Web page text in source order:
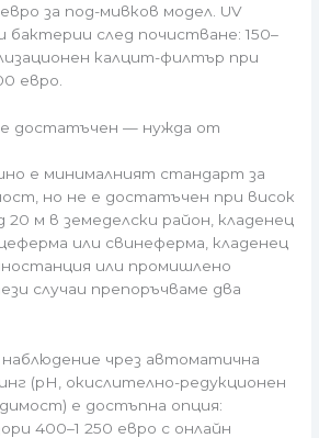
за под-мивков модел. UV
бактерии след почистване: 150–
калцит-филтър при
евро.
е достатъчен — нужда от
е минималният стандарт за
но не е достатъчен при висок
20 м в земеделски район, кладенец
или свинеферма, кладенец
или промишлено
случаи препоръчваме два
чрез автоматична
(pH, окислително-редукционен
е достъпна опция:
400–1 250 евро с онлайн